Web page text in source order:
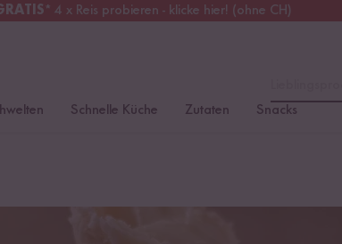
* 4 x Reis probieren - klicke hier! (ohne CH)
Kostenloser Versand
Schnelle Küche Zutaten Snacks